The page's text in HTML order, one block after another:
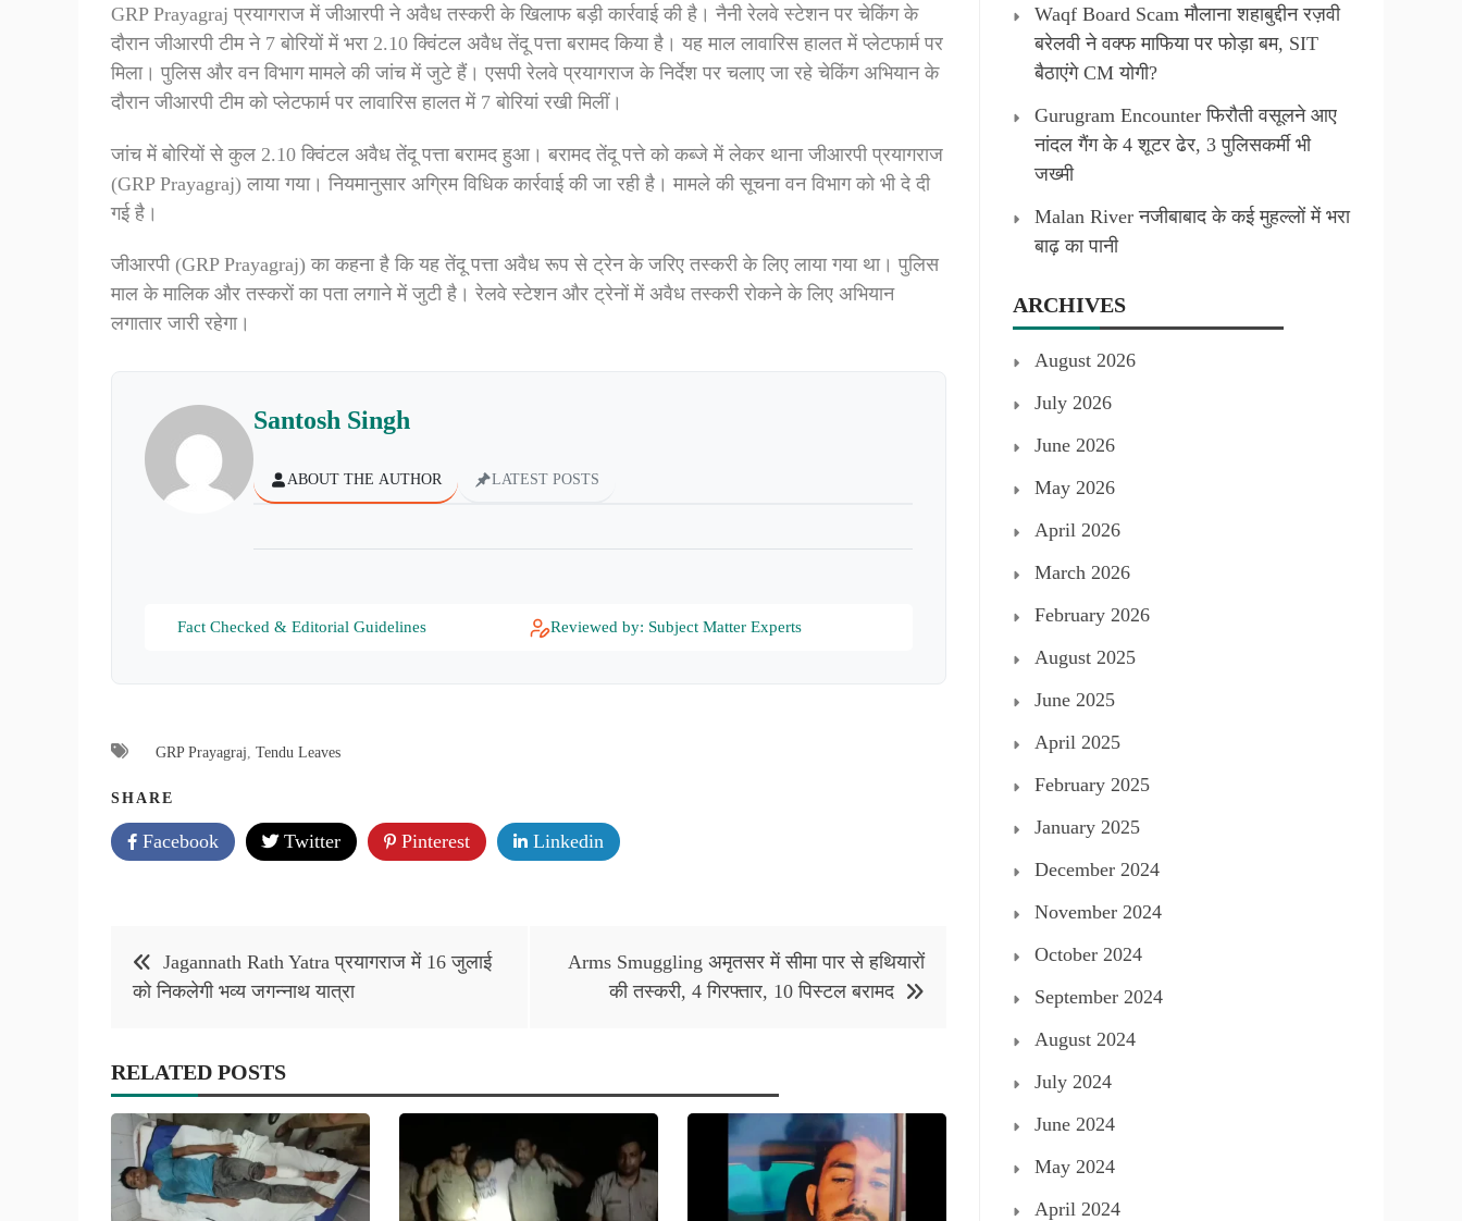
GRP Prayagraj प्रयागराज में जीआरपी ने अवैध तस्करी के खिलाफ बड़ी कार्रवाई की है। नैनी रेलवे स्टेशन पर चेकिंग के
दौरान जीआरपी टीम ने 7 बोरियों में भरा 2.10 क्विंटल अवैध तेंदू पत्ता बरामद किया है। यह माल लावारिस हालत में प्लेटफार्म पर
मिला। पुलिस और वन विभाग मामले की जांच में जुटे हैं। एसपी रेलवे प्रयागराज के निर्देश पर चलाए जा रहे चेकिंग अभियान के
दौरान जीआरपी टीम को प्लेटफार्म पर लावारिस हालत में 7 बोरियां रखी मिलीं।
जांच में बोरियों से कुल 2.10 क्विंटल अवैध तेंदू पत्ता बरामद हुआ। बरामद तेंदू पत्ते को कब्जे में लेकर थाना जीआरपी प्रयागराज
(GRP Prayagraj) लाया गया। नियमानुसार अग्रिम विधिक कार्रवाई की जा रही है। मामले की सूचना वन विभाग को भी दे दी
गई है।
जीआरपी (GRP Prayagraj) का कहना है कि यह तेंदू पत्ता अवैध रूप से ट्रेन के जरिए तस्करी के लिए लाया गया था। पुलिस
माल के मालिक और तस्करों का पता लगाने में जुटी है। रेलवे स्टेशन और ट्रेनों में अवैध तस्करी रोकने के लिए अभियान
लगातार जारी रहेगा।
Santosh Singh
ABOUT THE AUTHOR LATEST POSTS
Fact Checked & Editorial Guidelines Reviewed by: Subject Matter Experts
GRP Prayagraj Tendu Leaves
SHARE
Facebook Twitter Pinterest Linkedin
navigation
Jagannath Rath Yatra प्रयागराज में 16 जुलाई
को निकलेगी भव्य जगन्नाथ यात्रा
Arms Smuggling अमृतसर में सीमा पार से हथियारों
की तस्करी, 4 गिरफ्तार, 10 पिस्टल बरामद
RELATED POSTS
Waqf Board Scam मौलाना शहाबुद्दीन रज़वी
बरेलवी ने वक्फ माफिया पर फोड़ा बम, SIT
बैठाएंगे CM योगी?
Gurugram Encounter फिरौती वसूलने आए
नांदल गैंग के 4 शूटर ढेर, 3 पुलिसकर्मी भी
जख्मी
Malan River नजीबाबाद के कई मुहल्लों में भरा
बाढ़ का पानी
ARCHIVES
August 2026
July 2026
June 2026
May 2026
April 2026
March 2026
February 2026
August 2025
June 2025
April 2025
February 2025
January 2025
December 2024
November 2024
October 2024
September 2024
August 2024
July 2024
June 2024
May 2024
April 2024